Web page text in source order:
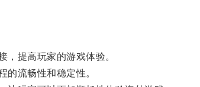
提高玩家的游戏体验。
流畅性和稳定性。